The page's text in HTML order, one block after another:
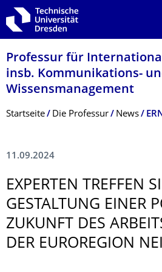
Zur Hauptnavigation springen
Zur Suche springen
Zum Inhalt springen
Professur für
insb. Kommunikations-
Wissensmanagement
Breadcrumb-Menü
Startseite Die Professur News
11.09.2024
EXPERTEN TREFFEN
GESTALTUNG EINER
ZUKUNFT DES
DER EUROREGION